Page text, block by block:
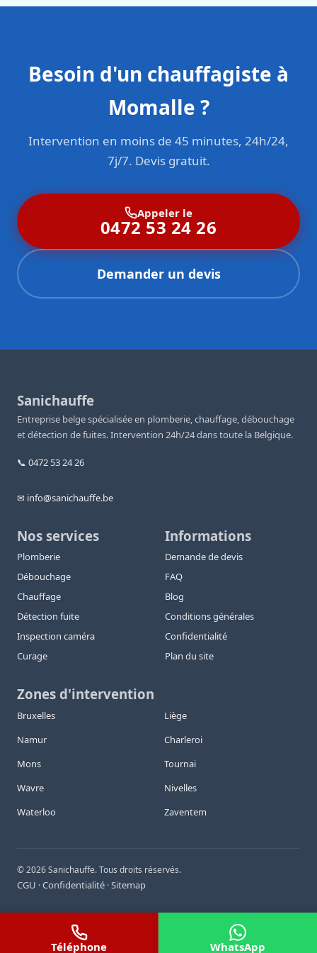
Besoin d'un chauffagiste à
Momalle ?
Intervention en moins de 45 minutes, 24h/24,
7j/7. Devis gratuit.
Appeler le
0472 53 24 26
Demander un devis
Sanichauffe
Entreprise belge spécialisée en plomberie, chauffage, débouchage
et détection de fuites. Intervention 24h/24 dans toute la Belgique.
📞 0472 53 24 26
✉ info@sanichauffe.be
Nos services
Plomberie
Débouchage
Chauffage
Détection fuite
Inspection caméra
Curage
Informations
Demande de devis
FAQ
Blog
Conditions générales
Confidentialité
Plan du site
Zones d'intervention
Bruxelles
Liège
Namur
Charleroi
Mons
Tournai
Wavre
Nivelles
Waterloo
Zaventem
©2026Sanichauffe. Tous droits réservés.
CGU ·Confidentialité ·Sitemap